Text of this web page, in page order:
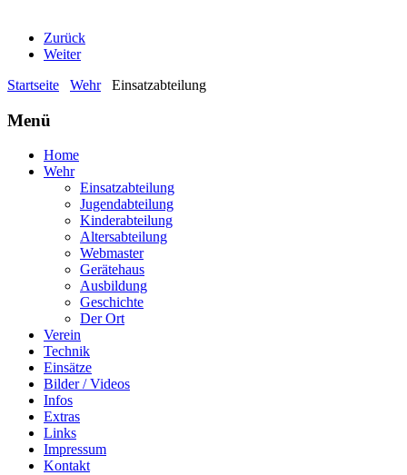
Zurück
Weiter
Startseite
Wehr Einsatzabteilung
Menü
Home
Wehr
Einsatzabteilung
Jugendabteilung
Kinderabteilung
Altersabteilung
Webmaster
Gerätehaus
Ausbildung
Geschichte
Der Ort
Verein
Technik
Einsätze
Bilder / Videos
Infos
Extras
Links
Impressum
Kontakt